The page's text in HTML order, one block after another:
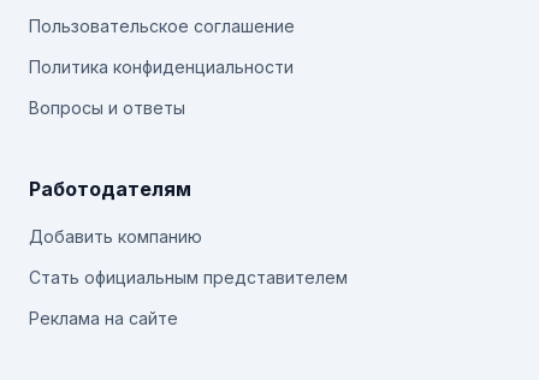
Пользовательское соглашение
Политика конфиденциальности
Вопросы и ответы
Работодателям
Добавить компанию
Стать официальным представителем
Реклама на сайте